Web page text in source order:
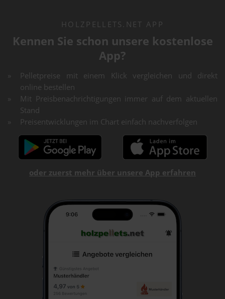
HOLZPELLETS.NET APP
Kennen Sie schon unsere kostenlose
App?
Pelletpreise mit einem Klick vergleichen und direkt
online bestellen
Mit Preisbenachrichtigungen immer auf dem aktuellen
Stand
Preisentwicklungen im Chart einfach nachverfolgen
oder zuerst mehr über unsere App erfahren